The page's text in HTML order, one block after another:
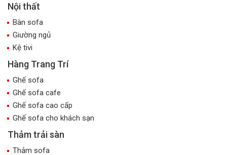
Nội thất
Bàn sofa
Giường ngủ
Kệ tivi
Hàng Trang Trí
Ghế sofa
Ghế sofa cafe
Ghế sofa cao cấp
Ghế sofa cho khách sạn
Thảm trải sàn
Thảm sofa